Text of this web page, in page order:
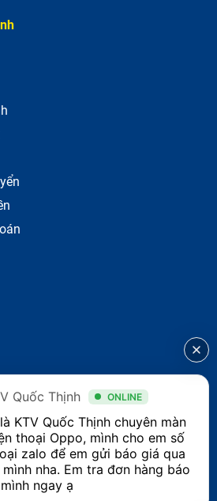
TY TNHH CITY ONE VIỆT NAM
do sở KHĐT TP.HCM cấp ngày
14/04/2023
Phường Tây Thạnh, Quận Tân Phú,
Hồ Chí Minh, Việt Nam
Quốc Thịnh ONLINE
KTV Quốc Thịnh chuyên màn
thoại Oppo, mình cho em số
zalo để em gửi báo giá qua
nha. Em tra đơn hàng báo
ngay ạ